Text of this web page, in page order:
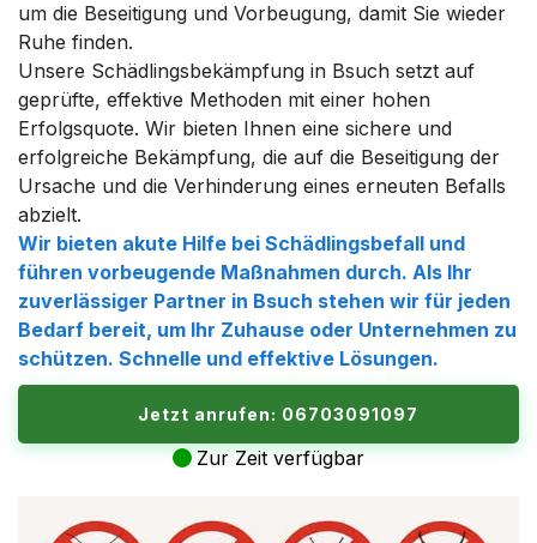
um die Beseitigung und Vorbeugung, damit Sie wieder
Ruhe finden.
Unsere Schädlingsbekämpfung in Bsuch setzt auf
geprüfte, effektive Methoden mit einer hohen
Erfolgsquote. Wir bieten Ihnen eine sichere und
erfolgreiche Bekämpfung, die auf die Beseitigung der
Ursache und die Verhinderung eines erneuten Befalls
abzielt.
Wir bieten akute Hilfe bei Schädlingsbefall und
führen vorbeugende Maßnahmen durch. Als Ihr
zuverlässiger Partner in Bsuch stehen wir für jeden
Bedarf bereit, um Ihr Zuhause oder Unternehmen zu
schützen. Schnelle und effektive Lösungen.
Jetzt anrufen: 06703091097
Zur Zeit verfügbar